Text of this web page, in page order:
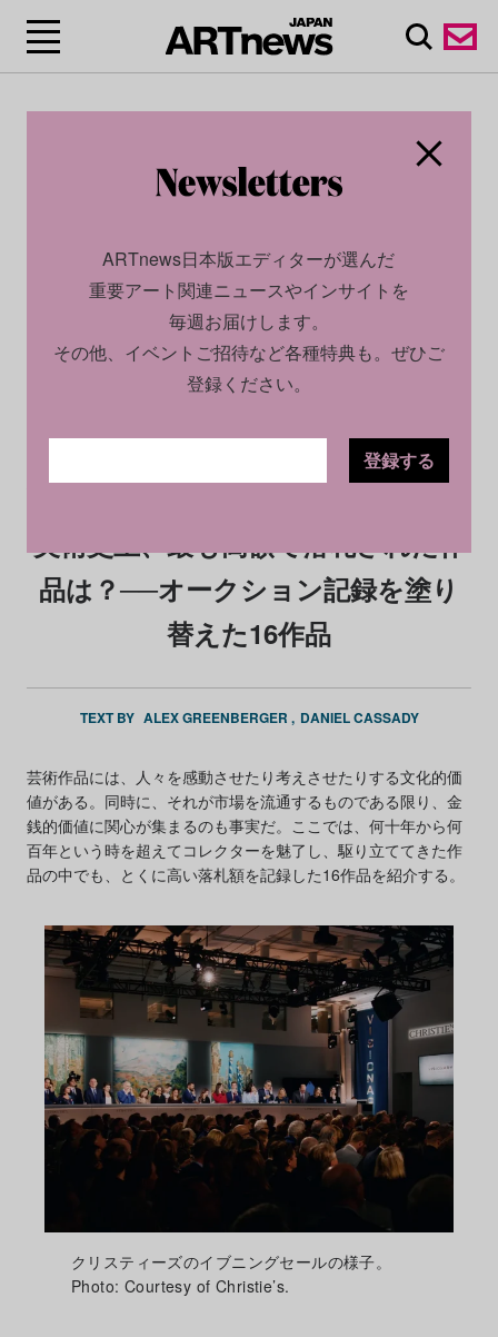
2026.05.28
美術史上、最も高額で落札された作
品は？──オークション記録を塗り
替えた16作品
TEXT BY ALEX GREENBERGER DANIEL CASSADY
芸術作品には、人々を感動させたり考えさせたりする文化的価
値がある。同時に、それが市場を流通するものである限り、金
銭的価値に関心が集まるのも事実だ。ここでは、何十年から何
百年という時を超えてコレクターを魅了し、駆り立ててきた作
品の中でも、とくに高い落札額を記録した16作品を紹介する。
クリスティーズのイブニングセールの様子。
Photo: Courtesy of Christie’s.
ARTnews日本版エディターが選んだ
重要アート関連ニュースやインサイトを
毎週お届けします。
その他、イベントご招待など各種特典も。ぜひご
登録ください。
登録する